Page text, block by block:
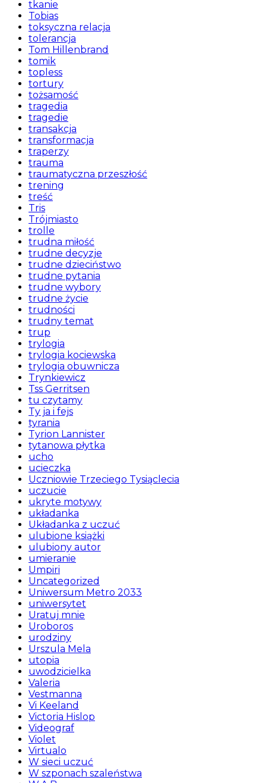
tkanie
Tobias
toksyczna relacja
tolerancja
Tom Hillenbrand
tomik
topless
tortury
tożsamość
tragedia
tragedie
transakcja
transformacja
traperzy
trauma
traumatyczna przeszłość
trening
treść
Tris
Trójmiasto
trolle
trudna miłość
trudne decyzje
trudne dzieciństwo
trudne pytania
trudne wybory
trudne życie
trudności
trudny temat
trup
trylogia
trylogia kociewska
trylogia obuwnicza
Trynkiewicz
Tss Gerritsen
tu czytamy
Ty ja i fejs
tyrania
Tyrion Lannister
tytanowa płytka
ucho
ucieczka
Uczniowie Trzeciego Tysiąclecia
uczucie
ukryte motywy
układanka
Układanka z uczuć
ulubione książki
ulubiony autor
umieranie
Umpiri
Uncategorized
Uniwersum Metro 2033
uniwersytet
Uratuj mnie
Uroboros
urodziny
Urszula Mela
utopia
uwodzicielka
Valeria
Vestmanna
Vi Keeland
Victoria Hislop
Videograf
Violet
Virtualo
W sieci uczuć
W szponach szaleństwa